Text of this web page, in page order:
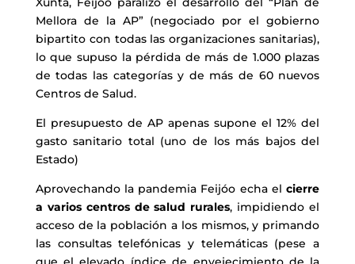
Mellora de la AP” (negociado por el gobierno
bipartito con todas las organizaciones sanitarias),
lo que supuso la pérdida de más de 1.000 plazas
de todas las categorías y de más de 60 nuevos
Centros de Salud.
El presupuesto de AP apenas supone el 12% del
gasto sanitario total (uno de los más bajos del
Estado)
Aprovechando la pandemia Feijóo echa elcierre
a varios centros de salud rurales, impidiendo el
acceso de la población a los mismos, y primando
las consultas telefónicas y telemáticas (pese a